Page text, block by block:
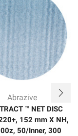
expunerii la
debitului și la
când se
Abrazive
™ NET DISC
152 mm X NH,
50/Inner, 300